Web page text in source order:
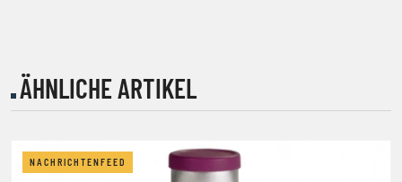
ÄHNLICHE ARTIKEL
NACHRICHTENFEED